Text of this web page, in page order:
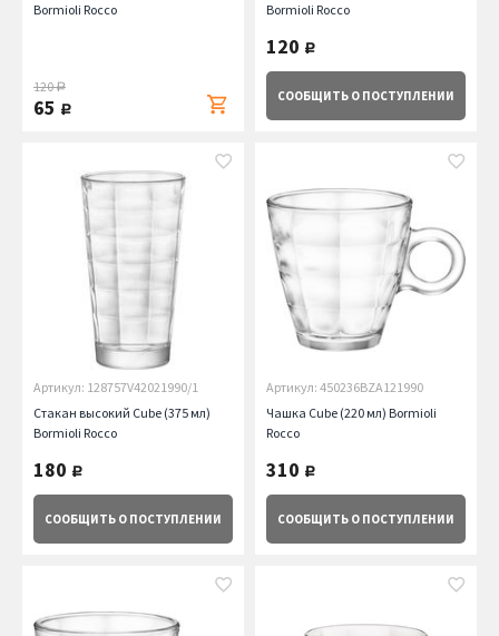
Bormioli Rocco
120руб.
65 руб.
Bormioli Rocco
120 руб.
СООБЩИТЬ О ПОСТУПЛЕНИИ
Артикул: 128757V42021990/1
Стакан высокий Cube (375 мл)
Bormioli Rocco
180 руб.
СООБЩИТЬ О ПОСТУПЛЕНИИ
Артикул: 450236BZA121990
Чашка Cube (220 мл) Bormioli
Rocco
310 руб.
СООБЩИТЬ О ПОСТУПЛЕНИИ